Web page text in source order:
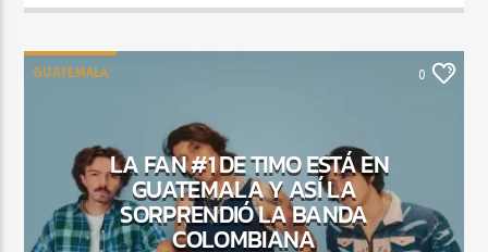
GUATEMALA 0
LA FAN #1 DE TIMO ESTÁ EN
GUATEMALA Y ASÍ LA
SORPRENDIÓ LA BANDA
COLOMBIANA